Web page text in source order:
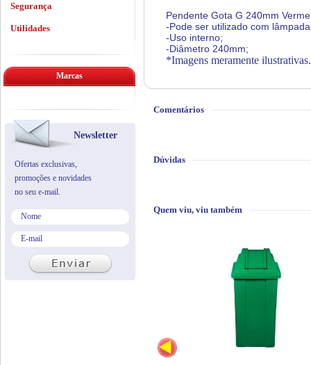
Pendente Gota G 240mm
-Pode ser utilizado com
-Uso interno;
-Diâmetro 240mm;
*Imagens meramente ilustrativas.
Comentários
Dúvidas
Quem viu, viu também
Segurança
Utilidades
Marcas
Newsletter
Ofertas exclusivas,
promoções e novidades
no seu e-mail.